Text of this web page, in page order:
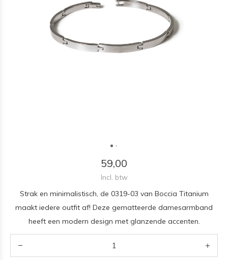
59,00
Incl. btw
Strak en minimalistisch, de 0319-03 van Boccia Titanium
maakt iedere outfit af! Deze gematteerde damesarmband
heeft een modern design met glanzende accenten.